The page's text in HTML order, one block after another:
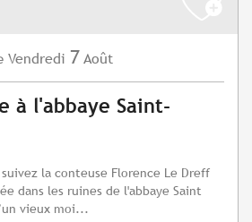
Vendredi 7 Août
à l'abbaye Saint-
la conteuse Florence Le Dreff
dans les ruines de l'abbaye Saint
vieux moi...